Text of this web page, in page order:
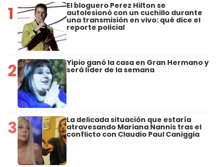
1 El bloguero Perez Hilton se
autolesionó con un cuchillo durante
una transmisión en vivo: qué dice el
reporte policial
2 Yipio ganó la casa en Gran Hermano y
será líder de la semana
3 La delicada situación que estaría
atravesando Mariana Nannis tras el
conflicto con Claudio Paul Caniggia